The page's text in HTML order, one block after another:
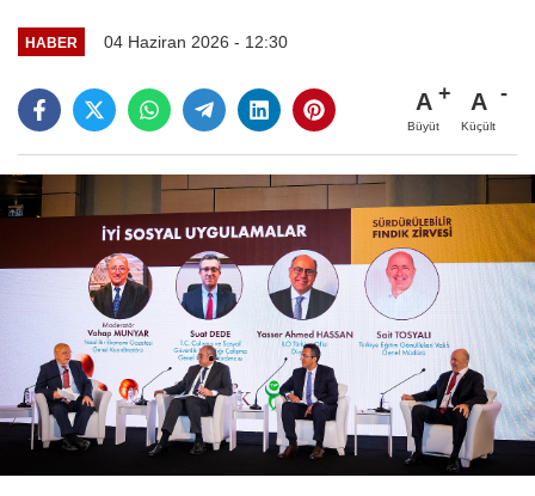
HABER 04 Haziran 2026 - 12:30
A
Büyüt
A
Küçült